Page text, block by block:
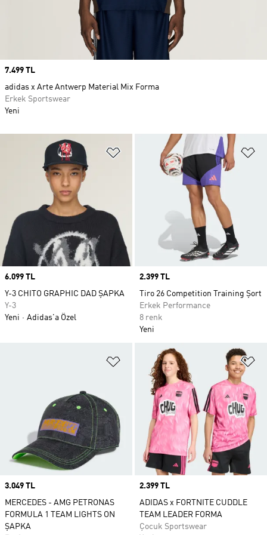
Favori Listesine Ekle
Price
6.099 TL
Y-3 CHITO GRAPHIC DAD ŞAPKA
Y-3
Yeni
Adidas'a Özel
Price
2.399 TL
Tiro 26 Competition Training Şort
Erkek Performance
8 renk
Yeni
Favori Listesine Ekle
Price
3.049 TL
MERCEDES - AMG PETRONAS
FORMULA 1 TEAM LIGHTS ON
ŞAPKA
Price
2.399 TL
ADIDAS x FORTNITE CUDDLE
TEAM LEADER FORMA
Çocuk Sportswear
Price
7.499 TL
adidas x Arte Antwerp Material Mix Forma
Erkek Sportswear
Yeni